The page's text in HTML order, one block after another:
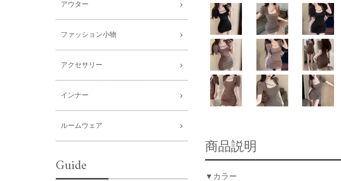
商品説明
▼カラー
アウター
ファッション小物
アクセサリー
インナー
ルームウェア
Guide